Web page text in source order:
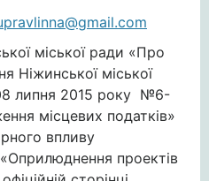
міської ради «Про
Ніжинської міської
липня 2015 року №6-
місцевих податків»
впливу
проектів